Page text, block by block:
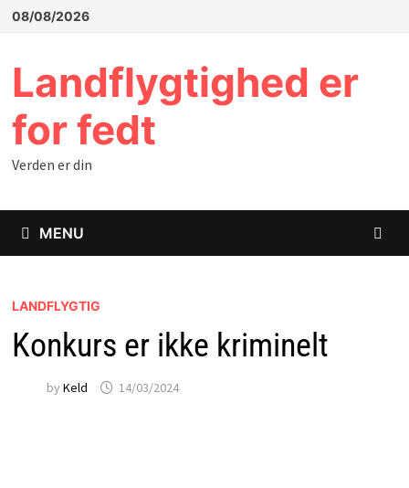
Skip08/08/2026
Landflygtighed er
for fedt
Verden er din
MENU
LANDFLYGTIG
Konkurs er ikke kriminelt
by Keld 14/03/2024